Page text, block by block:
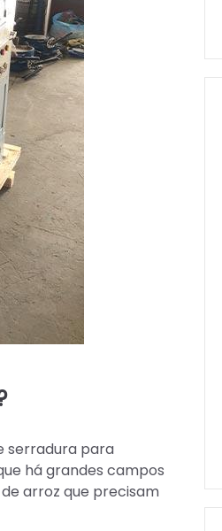
serradura para
há grandes campos
arroz que precisam